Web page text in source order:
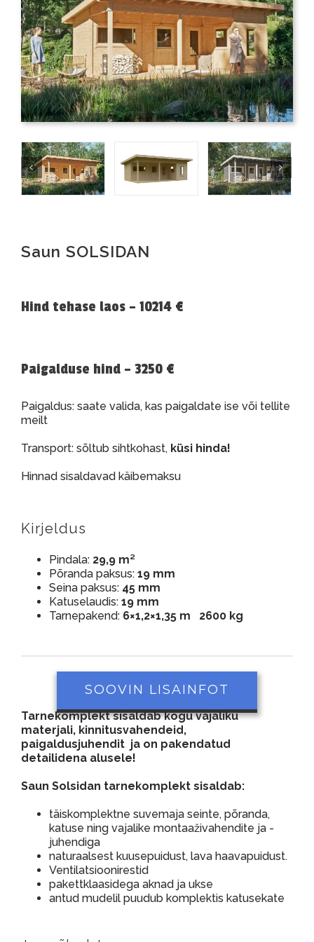
Saun SOLSIDAN
Hind tehase laos – 10214 €
Paigalduse hind – 3250 €
Paigaldus: saate valida, kas paigaldate ise või tellite
meilt
Transport: sõltub sihtkohast, küsi hinda!
Hinnad sisaldavad käibemaksu
Kirjeldus
Pindala: 29,9 m²
Põranda paksus: 19 mm
Seina paksus: 45 mm
Katuselaudis: 19 mm
Tarnepakend: 6×1,2×1,35 m 2600 kg
SOOVIN LISAINFOT
Tarnekomplekt sisaldab kogu vajaliku
materjali, kinnitusvahendeid,
paigaldusjuhendit ja on pakendatud
detailidena alusele!
Saun Solsidan tarnekomplekt sisaldab:
täiskomplektne suvemaja seinte, põranda,
katuse ning vajalike montaaživahendite ja -
juhendiga
naturaalsest kuusepuidust, lava haavapuidust.
Ventilatsioonirestid
pakettklaasidega aknad ja ukse
antud mudelil puudub komplektis katusekate